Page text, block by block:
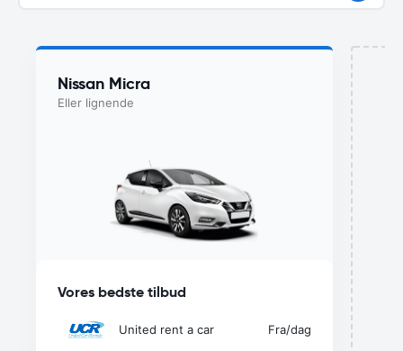
Nissan Micra
Eller lignende
Vores bedste tilbud
United rent a car Fra/dag